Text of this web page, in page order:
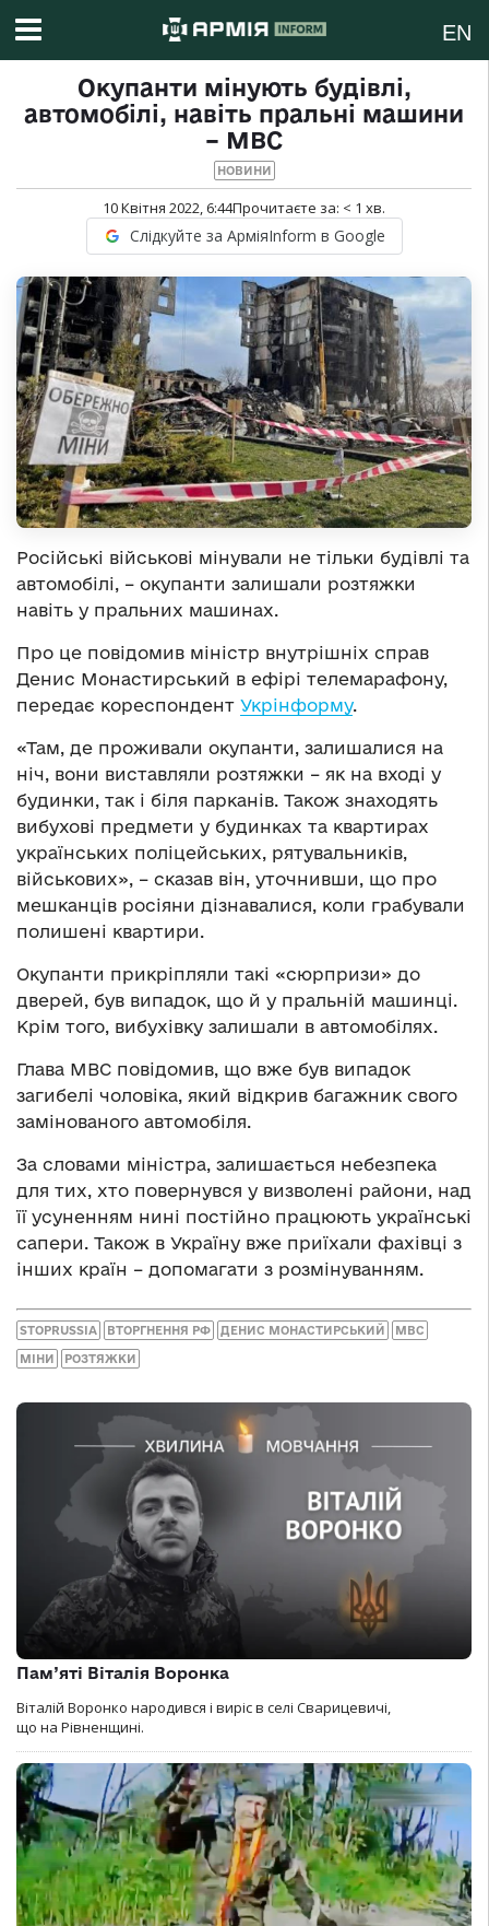
EN
Окупанти мінують будівлі,
автомобілі, навіть пральні машини
– МВС
НОВИНИ
10 Квітня 2022, 6:44Прочитаєте за: < 1 хв.
Слідкуйте за АрміяInform в Google
Російські військові мінували не тільки будівлі та
автомобілі, – окупанти залишали розтяжки
навіть у пральних машинах.
Про це повідомив міністр внутрішніх справ
Денис Монастирський в ефірі телемарафону,
передає кореспондент Укрінформу.
«Там, де проживали окупанти, залишалися на
ніч, вони виставляли розтяжки – як на вході у
будинки, так і біля парканів. Також знаходять
вибухові предмети у будинках та квартирах
українських поліцейських, рятувальників,
військових», – сказав він, уточнивши, що про
мешканців росіяни дізнавалися, коли грабували
полишені квартири.
Окупанти прикріпляли такі «сюрпризи» до
дверей, був випадок, що й у пральній машинці.
Крім того, вибухівку залишали в автомобілях.
Глава МВС повідомив, що вже був випадок
загибелі чоловіка, який відкрив багажник свого
замінованого автомобіля.
За словами міністра, залишається небезпека
для тих, хто повернувся у визволені райони, над
її усуненням нині постійно працюють українські
сапери. Також в Україну вже приїхали фахівці з
інших країн – допомагати з розмінуванням.
STOPRUSSIA ВТОРГНЕННЯ РФ ДЕНИС МОНАСТИРСЬКИЙ МВС
МІНИ РОЗТЯЖКИ
Пам’яті Віталія Воронка
Віталій Воронко народився і виріс в селі Сварицевичі,
що на Рівненщині.